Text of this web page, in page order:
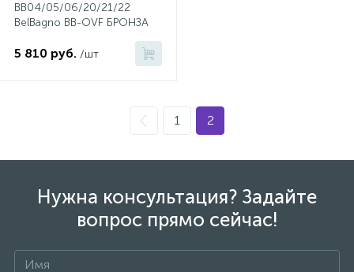
BB04/05/06/20/21/22
BelBagno BB-OVF БРОНЗА
5 810 руб. /шт
1 2
Нужна консультация? Задайте
вопрос прямо сейчас!